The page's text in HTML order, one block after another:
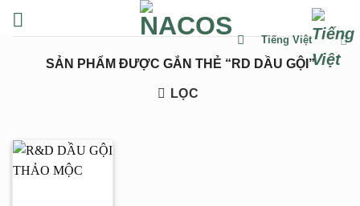
đến
Tiếng Việt
SẢN PHẨM ĐƯỢC GẮN THẺ “RD DẦU GỘI”
LỌC